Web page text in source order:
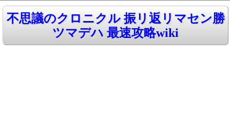
不思議のクロニクル 振リ返リマセン勝
ツマデハ 最速攻略wiki